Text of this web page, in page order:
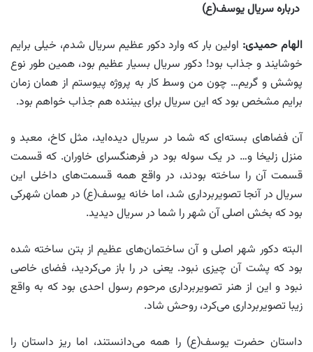
درباره سریال یوسف(ع)
الهام حمیدی: اولین بار که وارد دکور عظیم سریال شدم، خیلی برایم
خوشایند و جذاب بود! دکور سریال بسیار عظیم بود، همین طور نوع
پوشش و گریم… چون من وسط کار به پروژه پیوستم از همان زمان
برایم مشخص بود که این سریال برای بیننده هم جذاب خواهم بود.
آن فضاهای بسته‌ای که شما در سریال دیده‌اید، مثل کاخ، معبد و
منزل زلیخا و… در یک سوله بود در فرهنگسرای خاوران. که قسمت
قسمت آن را ساخته بودند، در واقع همه قسمت‌های داخلی این
سریال در آنجا تصویربرداری شد، اما خانه یوسف(ع) در همان شهرکی
بود که بخش اصلی آن شهر را شما در سریال دیدید.
البته دکور شهر اصلی و آن ساختمان‌های عظیم از بتن ساخته شده
بود که پشت آن چیزی نبود. یعنی در را باز می‌کردید، فضای خاصی
نبود و این از هنر تصویربرداری مرحوم رسول احدی بود که به واقع
زیبا تصویربرداری می‌کرد، روحش شاد.
داستان حضرت یوسف(ع) را همه می‌دانستند، اما ریز داستان را